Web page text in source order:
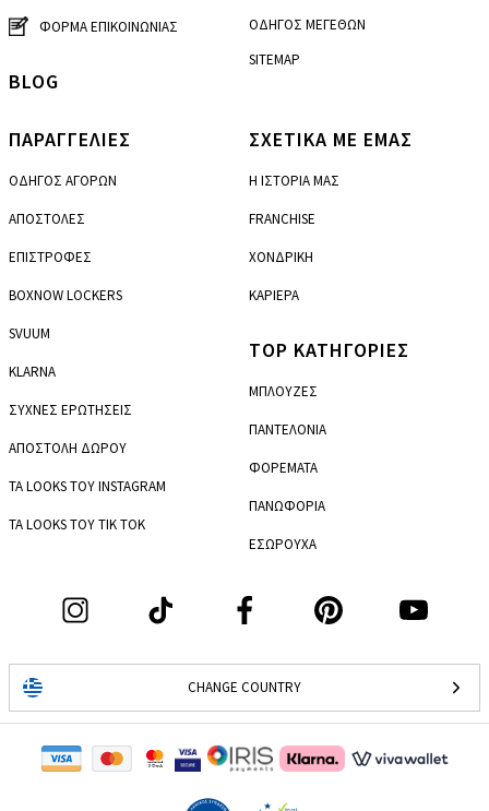
ΦΟΡΜΑ ΕΠΙΚΟΙΝΩΝΙΑΣ
ΠΑΡΑΓΓΕΛΙΕΣ
ΟΔΗΓΟΣ ΑΓΟΡΩΝ
ΑΠΟΣΤΟΛΕΣ
ΕΠΙΣΤΡΟΦΕΣ
BOXNOW LOCKERS
SVUUM
KLARNA
ΣΥΧΝΕΣ ΕΡΩΤΗΣΕΙΣ
ΑΠΟΣΤΟΛΗ ΔΩΡΟΥ
ΤΑ LOOKS ΤΟΥ INSTAGRAM
ΤΑ LOOKS ΤΟΥ TIK TOK
ΟΔΗΓΟΣ ΜΕΓΕΘΩΝ
SITEMAP
ΣΧΕΤΙΚΑ ΜΕ ΕΜΑΣ
Η ΙΣΤΟΡΙΑ ΜΑΣ
FRANCHISE
ΧΟΝΔΡΙΚΗ
ΚΑΡΙΕΡΑ
CHANGE COUNTRY
TOP ΚΑΤΗΓΟΡΙΕΣ
ΜΠΛΟΥΖΕΣ
ΠΑΝΤΕΛΟΝΙΑ
ΦΟΡΕΜΑΤΑ
ΠΑΝΩΦΟΡΙΑ
ΕΣΩΡΟΥΧΑ
BLOG